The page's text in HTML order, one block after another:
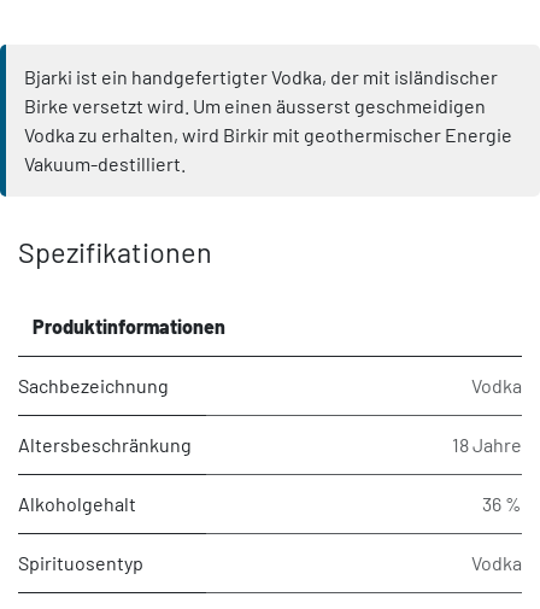
Bjarki ist ein handgefertigter Vodka, der mit isländischer
Birke versetzt wird. Um einen äusserst geschmeidigen
Vodka zu erhalten, wird Birkir mit geothermischer Energie
Vakuum-destilliert.
Spezifikationen
Produktinformationen
Sachbezeichnung Vodka
Altersbeschränkung 18 Jahre
Alkoholgehalt 36 %
Spirituosentyp Vodka